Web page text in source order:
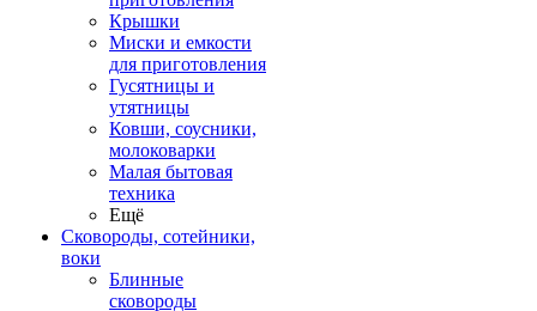
Крышки
Миски и емкости
для приготовления
Гусятницы и
утятницы
Ковши, соусники,
молоковарки
Малая бытовая
техника
Ещё
Сковороды, сотейники,
воки
Блинные
сковороды